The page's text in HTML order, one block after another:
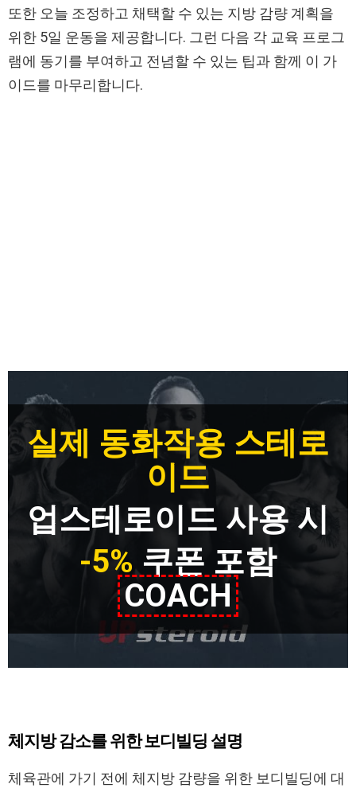
또한 오늘 조정하고 채택할 수 있는 지방 감량 계획을
위한 5일 운동을 제공합니다. 그런 다음 각 교육 프로그
램에 동기를 부여하고 전념할 수 있는 팁과 함께 이 가
이드를 마무리합니다.
실제 동화작용 스테로
이드
업스테로이드 사용 시
-5% 쿠폰 포함
COACH
체지방 감소를 위한 보디빌딩 설명
체육관에 가기 전에 체지방 감량을 위한 보디빌딩에 대